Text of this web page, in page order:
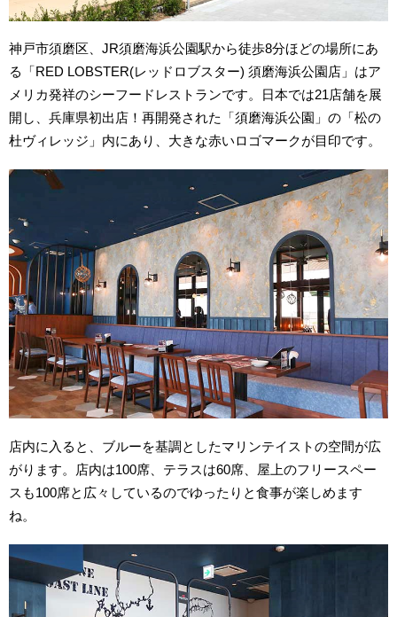
神戸市須磨区、JR須磨海浜公園駅から徒歩8分ほどの場所にあ
る「RED LOBSTER(レッドロブスター) 須磨海浜公園店」はア
メリカ発祥のシーフードレストランです。日本では21店舗を展
開し、兵庫県初出店！再開発された「須磨海浜公園」の「松の
杜ヴィレッジ」内にあり、大きな赤いロゴマークが目印です。
店内に入ると、ブルーを基調としたマリンテイストの空間が広
がります。店内は100席、テラスは60席、屋上のフリースペー
スも100席と広々しているのでゆったりと食事が楽しめます
ね。